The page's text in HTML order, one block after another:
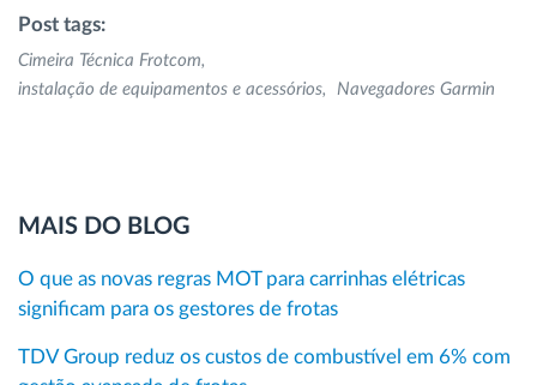
Post tags:
Cimeira Técnica Frotcom
instalação de equipamentos e acessórios
Navegadores Garmin
MAIS DO BLOG
O que as novas regras MOT para carrinhas elétricas
significam para os gestores de frotas
TDV Group reduz os custos de combustível em 6% com